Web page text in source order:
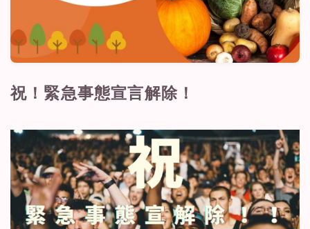
株式会社TabeTabiプロフィール
特定商取引法に基づく表記
運営者情報
長谷川葉子の活動
祝！緊急事態宣言解除！